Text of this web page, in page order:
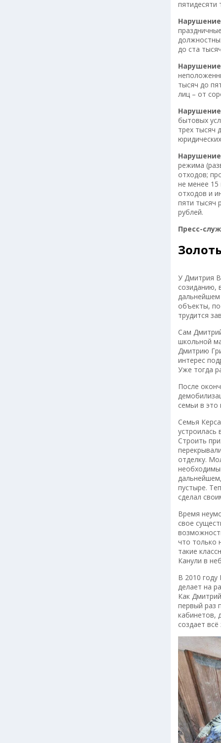
пятидесяти
до ста
тысяч до
лиц – от
бытовых
трех тысяч
режима
отходов;
не менее 15
отходов и
пяти тысяч
рублей.
Пресс-
У Дмитрия
созиданию,
объекты,
трудится
Сам
школьной
Дмитрию
интерес
Уже тогда
После
семьи в
Семья
устроилась
Строить
отделку.
пустыре.
сделал
Время
свое
что только
такие
Канули в
В 2010
делает на
Как
первый раз
кабинетов,
создает